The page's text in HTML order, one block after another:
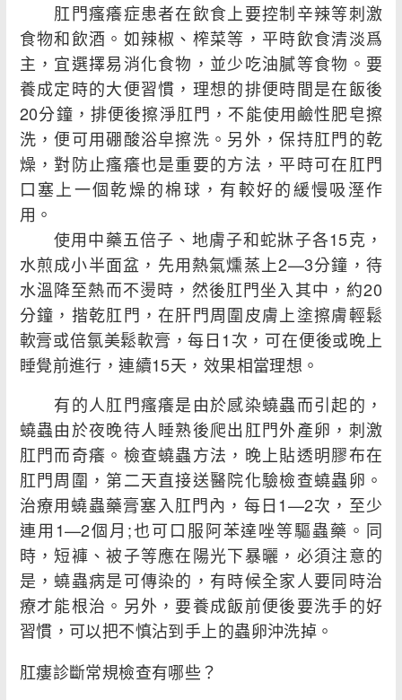
肛門瘙癢症患者在飲食上要控制辛辣等刺激
食物和飲酒。如辣椒、榨菜等，平時飲食清淡爲
主，宜選擇易消化食物，並少吃油膩等食物。要
養成定時的大便習慣，理想的排便時間是在飯後
20分鐘，排便後擦淨肛門，不能使用鹼性肥皂擦
洗，便可用硼酸浴皁擦洗。另外，保持肛門的乾
燥，對防止瘙癢也是重要的方法，平時可在肛門
口塞上一個乾燥的棉球，有較好的緩慢吸溼作
用。
使用中藥五倍子、地膚子和蛇牀子各15克，
水煎成小半面盆，先用熱氣燻蒸上2—3分鐘，待
水溫降至熱而不燙時，然後肛門坐入其中，約20
分鐘，揩乾肛門，在肝門周圍皮膚上塗擦膚輕鬆
軟膏或倍氯美鬆軟膏，每日1次，可在便後或晚上
睡覺前進行，連續15天，效果相當理想。
有的人肛門瘙癢是由於感染蟯蟲而引起的，
蟯蟲由於夜晚待人睡熟後爬出肛門外產卵，刺激
肛門而奇癢。檢查蟯蟲方法，晚上貼透明膠布在
肛門周圍，第二天直接送醫院化驗檢查蟯蟲卵。
治療用蟯蟲藥膏塞入肛門內，每日1—2次，至少
連用1—2個月;也可口服阿苯達唑等驅蟲藥。同
時，短褲、被子等應在陽光下暴曬，必須注意的
是，蟯蟲病是可傳染的，有時候全家人要同時治
療才能根治。另外，要養成飯前便後要洗手的好
習慣，可以把不慎沾到手上的蟲卵沖洗掉。
肛瘻診斷常規檢查有哪些？